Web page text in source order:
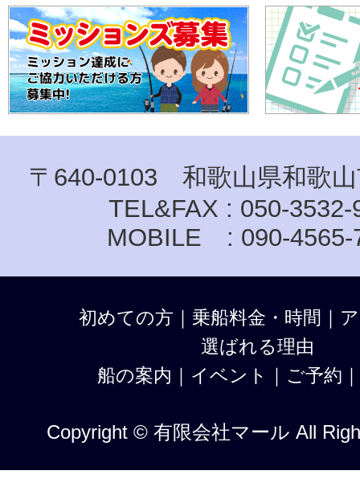
〒640-0103 和歌山県和歌山
TEL&FAX : 050-3532-
MOBILE : 090-4565-
初めての方 ｜ 乗船料金・時間 ｜
選ばれる理由
船の案内 ｜ イベント ｜ ご予約 ｜
Copyright © 有限会社マール All